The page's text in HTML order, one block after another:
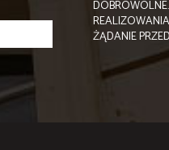
ŻĄDANIE